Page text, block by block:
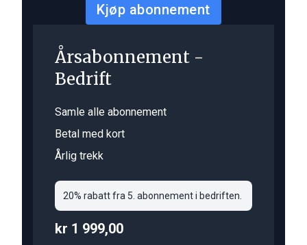
Kjøp abonnement
Årsabonnement -
Bedrift
Samle alle abonnement
Betal med kort
Årlig trekk
20% rabatt fra 5. abonnement i bedriften.
kr 1 999,00